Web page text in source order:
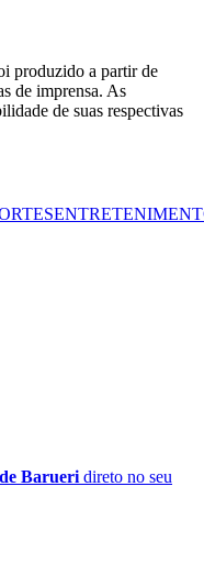
produzido a partir de
de imprensa. As
de suas respectivas
Barueri direto no seu